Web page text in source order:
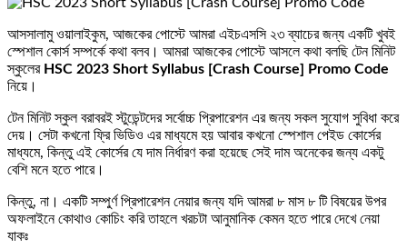
আসসালামু ওয়ালাইকুম, আজকের পোস্টে আমরা এইচএসসি ২৩ ব্যাচের জন্য একটি খুবই
স্পেশাল কোর্স সম্পর্কে কথা বলব। আমরা আজকের পোস্টে আসলে কথা বলছি টেন মিনিট
স্কুলের HSC 2023 Short Syllabus [Crash Course]
Promo Code
নিয়ে।
টেন মিনিট স্কুল বরাবরই স্টুডেন্টদের সর্বোচ্চ প্রিপারেশন এর জন্য সকল সুযোগ সুবিধা করে
দেয়। সেটা কখনো ফ্রি ভিডিও এর মাধ্যমে হয় আবার কখনো স্পেশাল পেইড কোর্সের
মাধ্যমে, কিন্তু এই কোর্সের যে দাম নির্ধারণ করা হয়েছে সেই দাম অনেকের জন্য একটু
বেশি মনে হতে পারে।
কিন্তু, না। একটি সম্পুর্ণ প্রিপারেশন নেয়ার জন্য যদি আমরা ৮ মাস ৮ টি বিষয়ের উপর
অফলাইনে কোথাও কোচিং করি তাহলে খরচটা আনুমানিক কেমন হতে পারে দেখে নেয়া
যাকঃ